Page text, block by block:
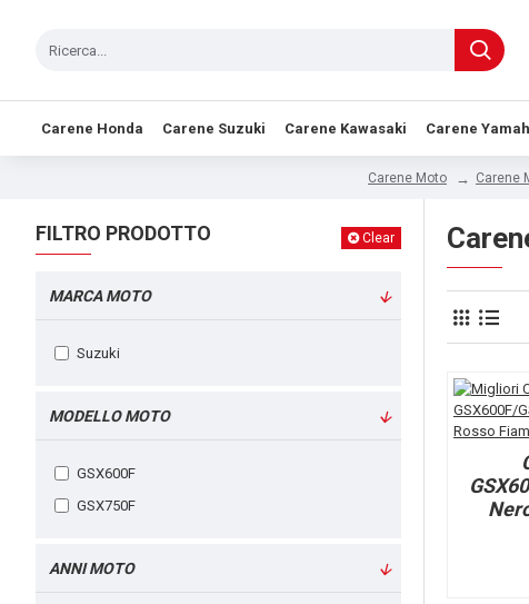
Carene Honda Carene Suzuki Carene Kawasaki Carene
Carene Moto Carene
FILTRO PRODOTTO Clear
MODELLO MOTO
GSX600F
GSX750F
MARCA MOTO
Suzuki
ANNI MOTO